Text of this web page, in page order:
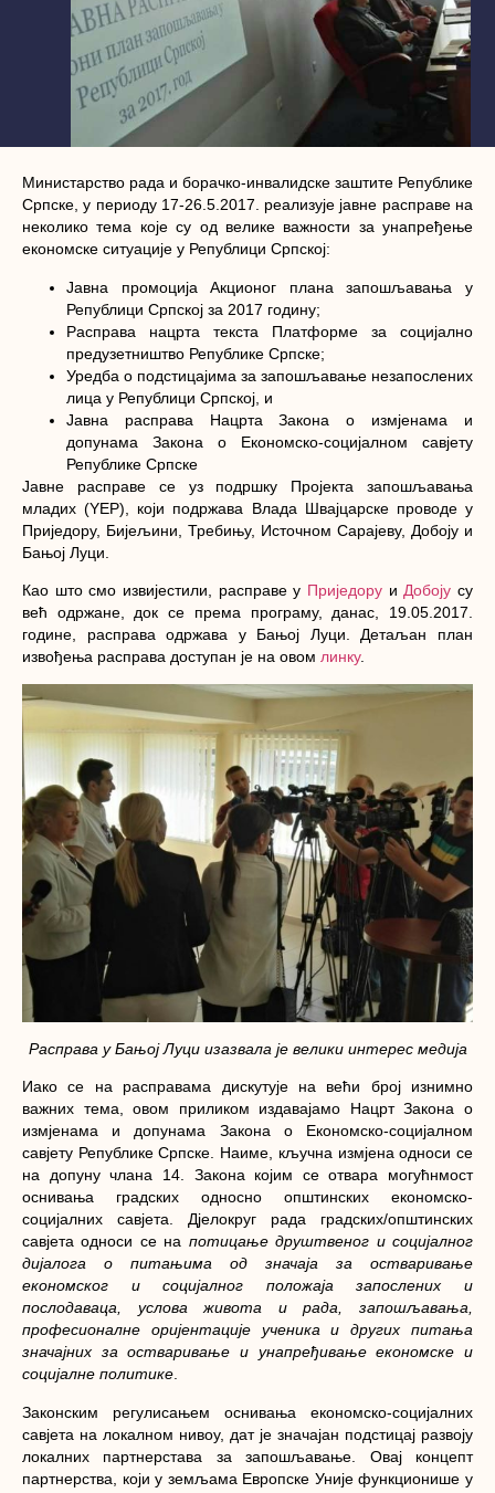
Министарство рада и борачко-инвалидске заштите Републике
Српске, у периоду 17-26.5.2017. реализује јавне расправе на
неколико тема које су од велике важности за унапређење
економске ситуације у Републици Српској:
Јавна промоција Акционог плана запошљавања у
Републици Српској за 2017 годину;
Расправа нацрта текста Платформе за социјално
предузетништво Републике Српске;
Уредба о подстицајима за запошљавање незапослених
лица у Републици Српској, и
Јавна расправа Нацрта Закона о измјенама и
допунама Закона о Економско-социјалном савјету
Републике Српске
Јавне расправе се уз подршку Пројекта запошљавања
младих (YEP) , који подржава Влада Швајцарске проводе у
Приједору, Бијељини, Требињу, Источном Сарајеву, Добоју и
Бањој Луци.
Као што смо извијестили, расправе у Приједору и Добоју су
већ одржане, док се према програму, данас, 19.05.2017.
године, расправа одржава у Бањој Луци. Детаљан план
извођења расправа доступан је на овом линку.
Расправа у Бањој Луци изазвала је велики интерес медија
Иако се на расправама дискутује на већи број изнимно
важних тема, овом приликом издавајамо Нацрт Закона о
измјенама и допунама Закона о Економско-социјалном
савјету Републике Српске. Наиме, кључна измјена односи се
на допуну члана 14. Закона којим се отвара могућнмост
оснивања градских односно општинских економско-
социјалних савјета. Дјелокруг рада градских/општинских
савјета односи се на потицање друштвеног и социјалног
дијалога о питањима од значаја за остваривање
економског и социјалног положаја запослених и
послодаваца, услова живота и рада, запошљавања,
професионалне оријентације ученика и других питања
значајних за остваривање и унапређивање економске и
социјалне политике.
Законским регулисањем оснивања економско-социјалних
савјета на локалном нивоу, дат је значајан подстицај развоју
локалних партнерстава за запошљавање . Овај концепт
партнерства, који у земљама Европске Уније функционише у